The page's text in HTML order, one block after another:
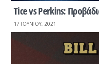
Tice vs Perkins:
17 ΙΟΥΝΊΟΥ, 2021